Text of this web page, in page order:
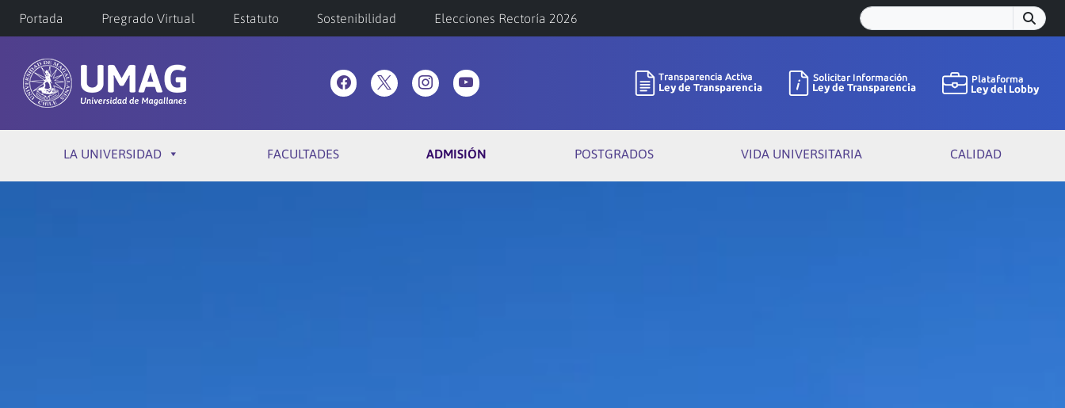
Portada Pregrado Virtual Estatuto Sostenibilidad Elecciones Rectoría 2026
LA UNIVERSIDAD FACULTADES ADMISIÓN POSTGRADOS VIDA UNIVERSITARIA CALIDAD